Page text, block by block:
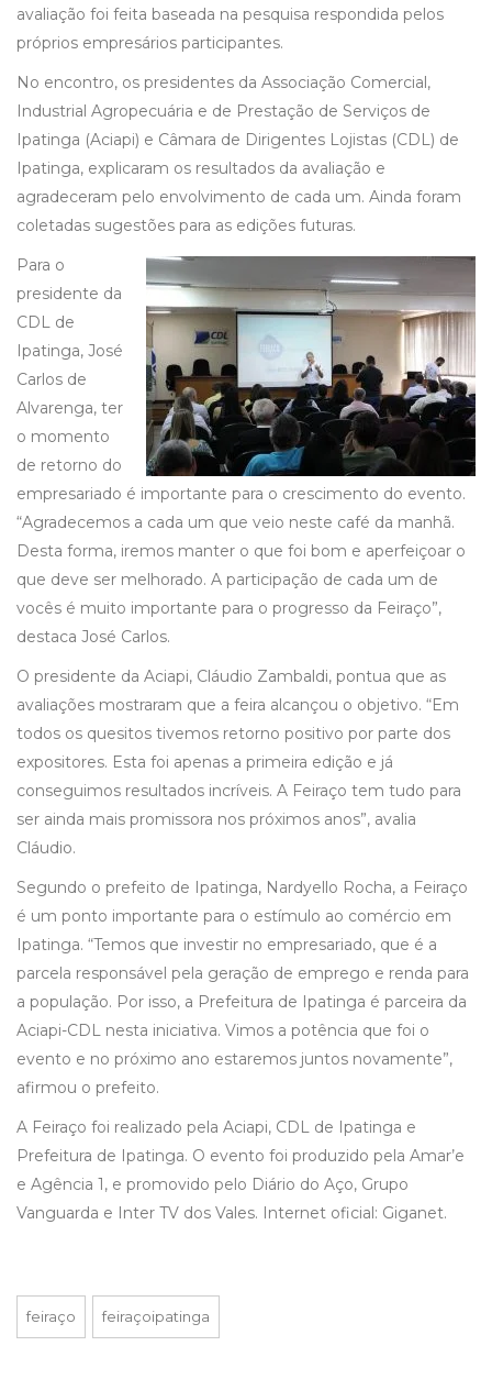
avaliação foi feita baseada na pesquisa respondida pelos
próprios empresários participantes.
No encontro, os presidentes da Associação Comercial,
Industrial Agropecuária e de Prestação de Serviços de
Ipatinga (Aciapi) e Câmara de Dirigentes Lojistas (CDL) de
Ipatinga, explicaram os resultados da avaliação e
agradeceram pelo envolvimento de cada um. Ainda foram
coletadas sugestões para as edições futuras.
Para o
presidente da
CDL de
Ipatinga, José
Carlos de
Alvarenga, ter
o momento
de retorno do
empresariado é importante para o crescimento do evento.
“Agradecemos a cada um que veio neste café da manhã.
Desta forma, iremos manter o que foi bom e aperfeiçoar o
que deve ser melhorado. A participação de cada um de
vocês é muito importante para o progresso da Feiraço”,
destaca José Carlos.
O presidente da Aciapi, Cláudio Zambaldi, pontua que as
avaliações mostraram que a feira alcançou o objetivo. “Em
todos os quesitos tivemos retorno positivo por parte dos
expositores. Esta foi apenas a primeira edição e já
conseguimos resultados incríveis. A Feiraço tem tudo para
ser ainda mais promissora nos próximos anos”, avalia
Cláudio.
Segundo o prefeito de Ipatinga, Nardyello Rocha, a Feiraço
é um ponto importante para o estímulo ao comércio em
Ipatinga. “Temos que investir no empresariado, que é a
parcela responsável pela geração de emprego e renda para
a população. Por isso, a Prefeitura de Ipatinga é parceira da
Aciapi-CDL nesta iniciativa. Vimos a potência que foi o
evento e no próximo ano estaremos juntos novamente”,
afirmou o prefeito.
A Feiraço foi realizado pela Aciapi, CDL de Ipatinga e
Prefeitura de Ipatinga. O evento foi produzido pela Amar’e
e Agência 1, e promovido pelo Diário do Aço, Grupo
Vanguarda e Inter TV dos Vales. Internet oficial: Giganet.
feiraço feiraçoipatinga